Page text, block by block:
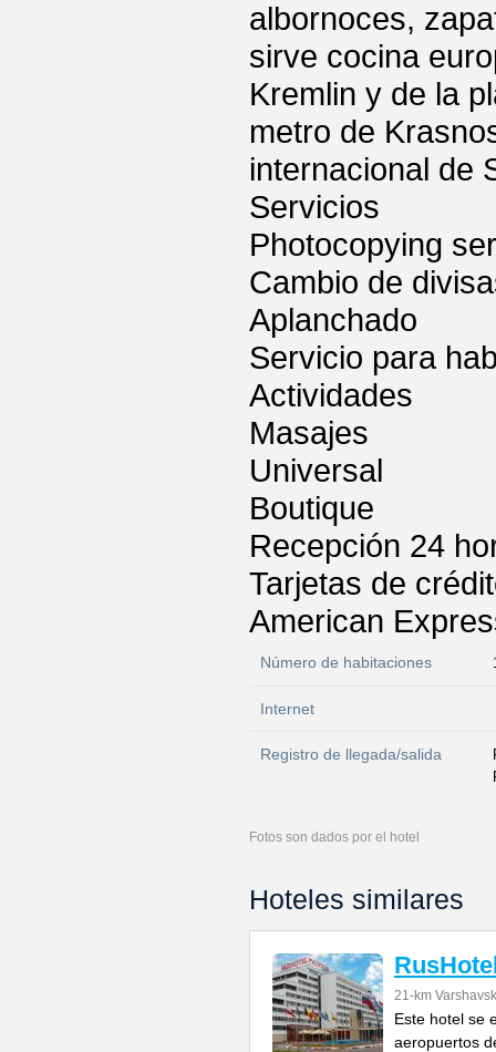
albornoces,
sirve cocina
Kremlin y de la
metro de
internacional de
Servicios
Photocopying
Cambio de
Aplanchado
Servicio para
Actividades
Masajes
Universal
Boutique
Recepción 24
Tarjetas de
American
Número de habitaciones
Internet
Registro de llegada/salida
Fotos son dados por el hotel
Hoteles similares
21-km
Este hotel se
aeropuertos